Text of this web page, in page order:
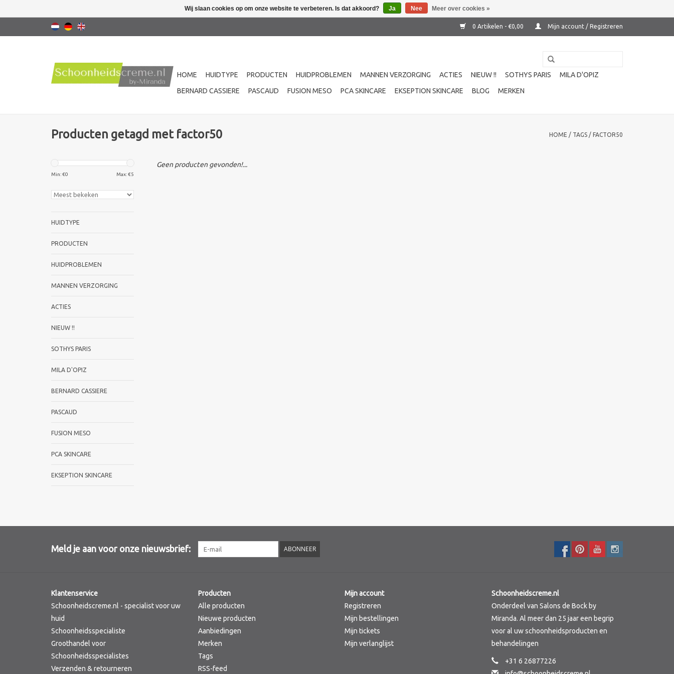
0 Artikelen - €0,00 Mijn account / Registreren
HOME HUIDTYPE PRODUCTEN HUIDPROBLEMEN MANNEN VERZORGING ACTIES NIEUW !! SOTHYS PARIS
MILA D'OPIZ
BERNARD CASSIERE
PASCAUD FUSION MESO PCA SKINCARE EKSEPTION SKINCARE BLOG MERKEN
Producten getagd met factor50 HOME / TAGS / FACTOR50
Min: €0 Max: €5
HUIDTYPE
PRODUCTEN
HUIDPROBLEMEN
MANNEN VERZORGING
ACTIES
NIEUW !!
SOTHYS PARIS
MILA D'OPIZ
BERNARD CASSIERE
PASCAUD
FUSION MESO
PCA SKINCARE
EKSEPTION SKINCARE
Geen producten gevonden!...
Meld je aan voor onze nieuwsbrief: ABONNEER
Klantenservice
Schoonheidscreme.nl - specialist voor uw
huid
Schoonheidsspecialiste
Groothandel voor
Schoonheidsspecialistes
Verzenden & retourneren
Producten
Alle producten
Nieuwe producten
Aanbiedingen
Merken
Tags
RSS-feed
Mijn account
Registreren
Mijn bestellingen
Mijn tickets
Mijn verlanglijst
Schoonheidscreme.nl
Onderdeel van Salons de Bock by
Miranda. Al meer dan 25 jaar een begrip
voor al uw schoonheidsproducten en
behandelingen
+31 6 26877226
Wij slaan cookies op om onze website te verbeteren. Is dat akkoord? Ja Nee Meer over cookies »